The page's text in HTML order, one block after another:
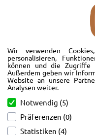
Wir verwenden
personalisieren,
können und die Zugriffe
Außerdem geben wir
Website an unsere
Analysen weiter.
Notwendig (5)
Präferenzen (0)
Statistiken (4)
Wir freuen uns, Sie im
bieten Ihnen Kompletträder
Rover, Range Rover, Volvo,
schlägt unser Herz rund
Werkstatt, Service und
von der Couch aus unsere
und Ihre neuen Räder
kaufen? Von Ford bis Volvo,
und schnellen Kontakt zum